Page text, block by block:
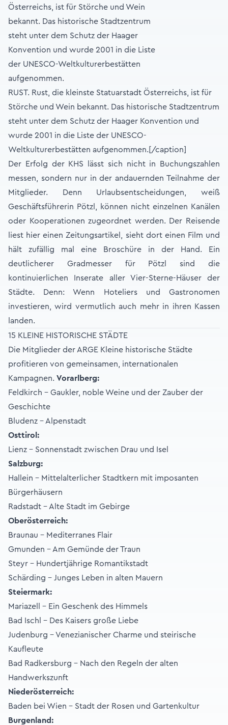
RUST. Rust, die kleinste Statuarstadt Österreichs, ist für
Störche und Wein bekannt. Das historische Stadtzentrum
steht unter dem Schutz der Haager Konvention und
wurde 2001 in die Liste der UNESCO-
Weltkulturerbestätten aufgenommen.[/caption]
Der Erfolg der KHS lässt sich nicht in Buchungszahlen
messen, sondern nur in der andauernden Teilnahme der
Mitglieder. Denn Urlaubsentscheidungen, weiß
Geschäftsführerin Pötzl, können nicht einzelnen Kanälen
oder Kooperationen zugeordnet werden. Der Reisende
liest hier einen Zeitungsartikel, sieht dort einen Film und
hält zufällig mal eine Broschüre in der Hand. Ein
deutlicherer Gradmesser für Pötzl sind die
kontinuierlichen Inserate aller Vier-Sterne-Häuser der
Städte. Denn: Wenn Hoteliers und Gastronomen
investieren, wird vermutlich auch mehr in ihren Kassen
landen.
15 KLEINE HISTORISCHE STÄDTE
Die Mitglieder der ARGE Kleine historische Städte
profitieren von gemeinsamen, internationalen
Kampagnen. Vorarlberg:
Feldkirch – Gaukler, noble Weine und der Zauber der
Geschichte
Bludenz - Alpenstadt
Osttirol:
Lienz – Sonnenstadt zwischen Drau und Isel
Salzburg:
Hallein – Mittelalterlicher Stadtkern mit imposanten
Bürgerhäusern
Radstadt – Alte Stadt im Gebirge
Oberösterreich:
Braunau – Mediterranes Flair
Gmunden – Am Gemünde der Traun
Steyr – Hundertjährige Romantikstadt
Schärding – Junges Leben in alten Mauern
Steiermark:
Mariazell - Ein Geschenk des Himmels
Bad Ischl – Des Kaisers große Liebe
Judenburg – Venezianischer Charme und steirische
Kaufleute
Bad Radkersburg – Nach den Regeln der alten
Handwerkszunft
Niederösterreich:
Baden bei Wien – Stadt der Rosen und Gartenkultur
Burgenland: